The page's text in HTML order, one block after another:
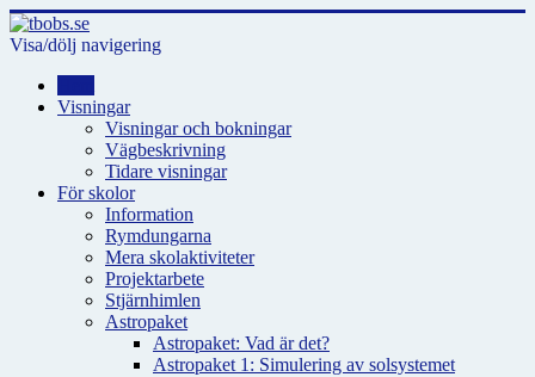
Visa/dölj navigering
Visningar
Visningar och bokningar
Vägbeskrivning
Tidare visningar
För skolor
Information
Rymdungarna
Mera skolaktiviteter
Projektarbete
Stjärnhimlen
Astropaket
Astropaket: Vad är det?
Astropaket 1: Simulering av solsystemet